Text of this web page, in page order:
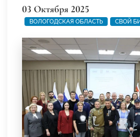
03 Октября 2025
ВОЛОГОДСКАЯ ОБЛАСТЬ СВОЙ